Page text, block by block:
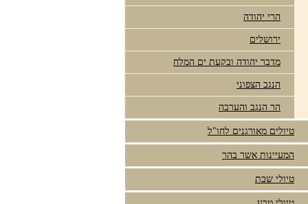
הרי יהודה
ירושלים
מדבר יהודה ובקעת ים המלח
הנגב הצפוני
הר הנגב והערבה
טיולים מאורגנים לחו"ל
המעיינות אשר בהר
טיולי שבת